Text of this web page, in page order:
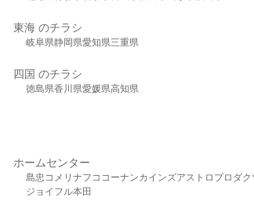
東海 のチラシ
岐阜県静岡県愛知県三重県
四国 のチラシ
徳島県香川県愛媛県高知県
ホームセンター
島忠 コメリ ナフコ コーナンカインズアストロプロダク
ジョイフル本田